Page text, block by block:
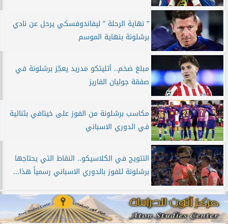
” نهاية الرحلة ” ليفاندوفسكي يرحل عن نادي
برشلونة بنهاية الموسم
مبلغ ضخم.. أتليتكو مدريد يعجّز برشلونة في
صفقة جوليان الفاريز
مكاسب برشلونة من الفوز على خيتافي بثنائية
في الدوري الاسباني
التتويج في الكلاسيكو.. النقاط التي يحتاجها
برشلونة للفوز بالدوري الاسباني رسمياً هذا...